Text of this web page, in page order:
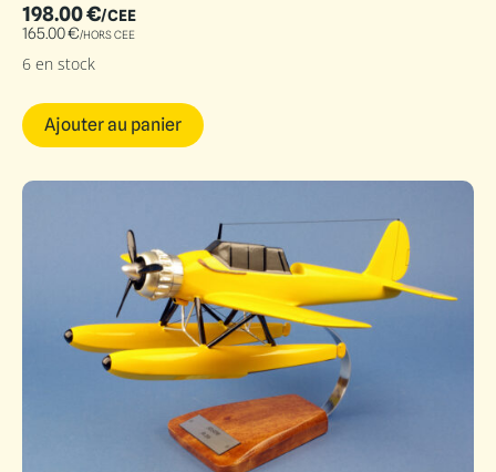
198.00€/CEE
165.00€/HORS CEE
6 en stock
Ajouter au panier